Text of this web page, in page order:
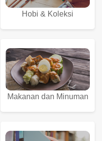
Hobi & Koleksi
Makanan dan Minuman